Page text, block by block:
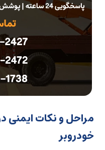
مراحل و نکات ایمنی
خودروبر